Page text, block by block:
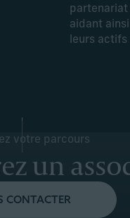
partenariat
aidant
leurs
votre parcours
un
CONTACTER